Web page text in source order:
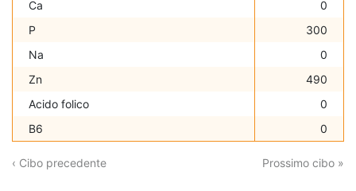
Ca
0
P
300
Na
0
Zn
490
Acido folico
0
B6
0
‹ Cibo precedente Prossimo cibo »